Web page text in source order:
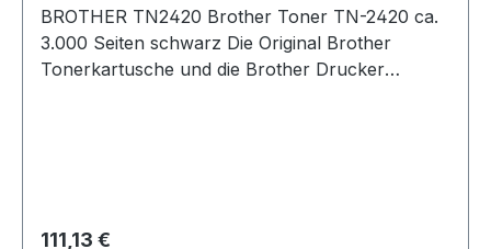
BROTHER TN2420 Brother Toner TN-2420 ca.
3.000 Seiten schwarz Die Original Brother
Tonerkartusche und die Brother Drucker
Regulärer Preis:
111,13 €